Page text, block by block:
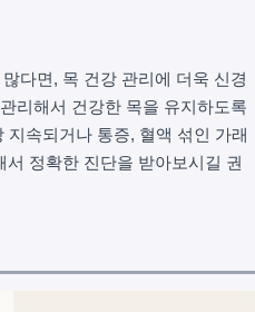
다면, 목 건강 관리에 더욱 신경
리해서 건강한 목을 유지하도록
지속되거나 통증, 혈액 섞인 가래
정확한 진단을 받아보시길 권